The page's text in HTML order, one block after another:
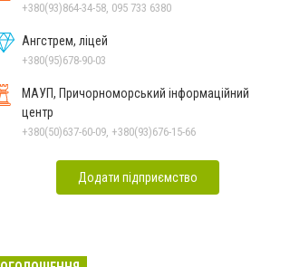
+380(93)864-34-58, 095 733 6380
Ангстрем, ліцей
+380(95)678-90-03
МАУП, Причорноморський інформаційний
центр
+380(50)637-60-09, +380(93)676-15-66
Додати підприємство